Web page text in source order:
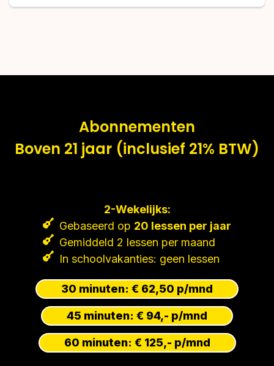
Abonnementen
Boven 21 jaar (inclusief 21% BTW)
2-Wekelijks:
Gebaseerd op 20 lessen per jaar
Gemiddeld 2 lessen per maand
In schoolvakanties: geen lessen
30 minuten: € 62,50 p/mnd
45 minuten: € 94,- p/mnd
60 minuten: € 125,- p/mnd